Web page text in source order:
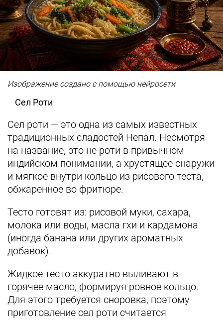
Изображение создано с помощью нейросети
Сел Роти
Сел роти — это одна из самых известных
традиционных сладостей Непал. Несмотря
на название, это не роти в привычном
индийском понимании, а хрустящее снаружи
и мягкое внутри кольцо из рисового теста,
обжаренное во фритюре.
Тесто готовят из: рисовой муки, сахара,
молока или воды, масла гхи и кардамона
(иногда банана или других ароматных
добавок).
Жидкое тесто аккуратно выливают в
горячее масло, формируя ровное кольцо.
Для этого требуется сноровка, поэтому
приготовление сел роти считается